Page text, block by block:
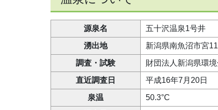
源泉名 五十沢温泉1号井
湧出地 新潟県南魚沼市宮
調査・試験 財団法人新潟県環
直近調査日 平成16年7月20日
泉温 50.3°C